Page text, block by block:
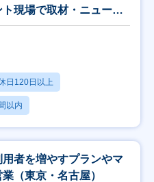
現場で取材・ニュース
日120日以上
以内
用者を増やすプランやマ
（東京・名古屋）